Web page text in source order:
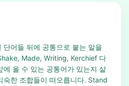
단어들 뒤에 공통으로 붙는 말을
Made, Writing, Kerchief 다
에 올 수 있는 공통어가 있는지 살
숙한 조합들이 떠오릅니다. Stand